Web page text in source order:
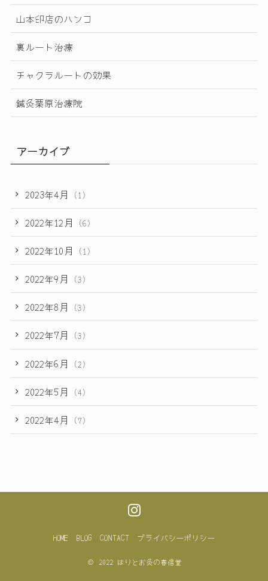
山本印店のハンコ
裏ルート治療
チャクラルートの効果
鍼灸栗原治療院
アーカイブ
2023年4月 (1)
2022年12月 (6)
2022年10月 (1)
2022年9月 (3)
2022年8月 (3)
2022年7月 (3)
2022年6月 (2)
2022年5月 (4)
2022年4月 (7)
HOME BLOG CONTACT プライバシーポリシー
© 2022 はりとお灸の春信堂